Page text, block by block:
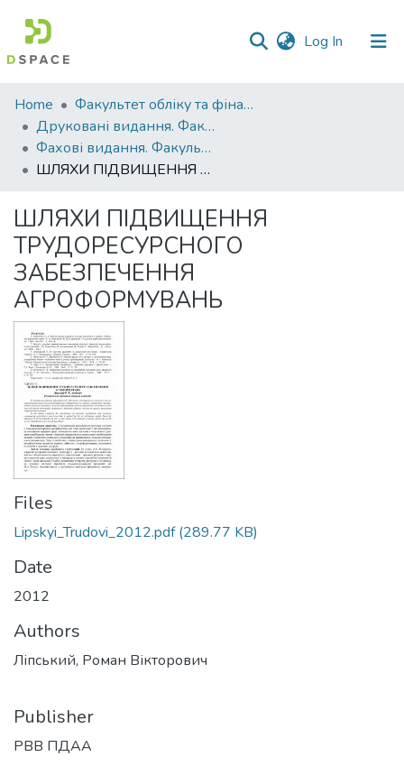
Log In (current)
Communities
&
Collections
All of DSpace
Statistics
Home
Факультет обліку та фінансів
Друковані видання. Факультет обліку та фінансів
Фахові видання. Факультет обліку та фінансів
ШЛЯХИ ПІДВИЩЕННЯ ТРУДОРЕСУРСНОГО ЗАБЕЗПЕЧЕННЯ АГРОФОРМУВАНЬ
ШЛЯХИ ПІДВИЩЕННЯ
ТРУДОРЕСУРСНОГО
ЗАБЕЗПЕЧЕННЯ
АГРОФОРМУВАНЬ
Files
Lipskyi_Trudovi_2012.pdf(289.77 KB)
Date
2012
Authors
Ліпський, Роман Вікторович
Publisher
РВВ ПДАА